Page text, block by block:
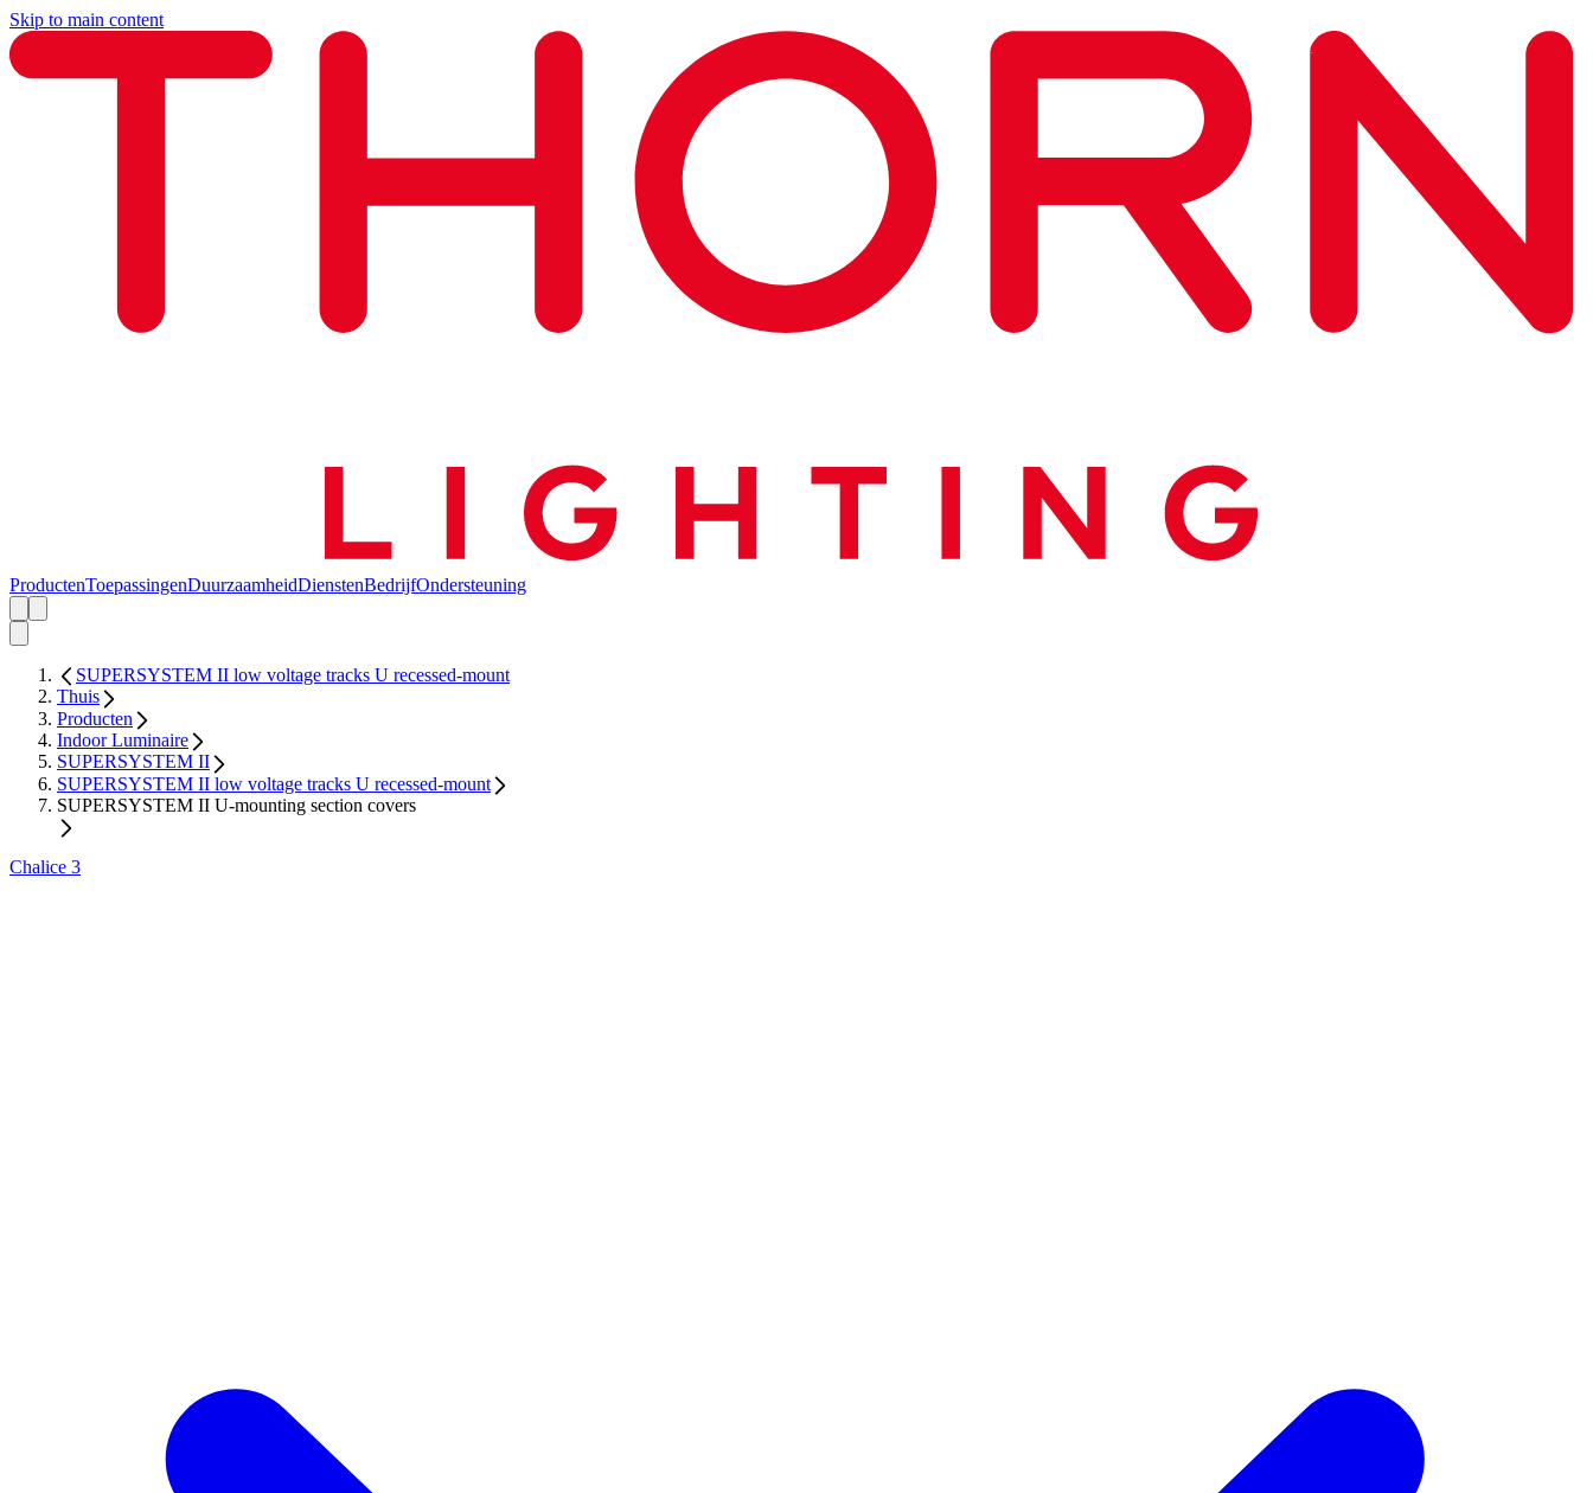
Skip to main content
ProductenToepassingenDuurzaamheidDienstenBedrijfOndersteuning
SUPERSYSTEM II low voltage tracks U recessed-mount
Thuis
Producten
Indoor Luminaire
SUPERSYSTEM II
SUPERSYSTEM II low voltage tracks U recessed-mount
SUPERSYSTEM II U-mounting section covers
Chalice 3